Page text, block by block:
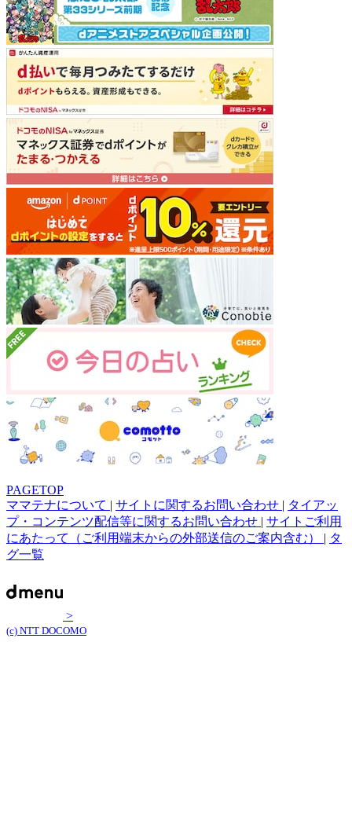
PAGETOP
ママテナについて | サイトに関するお問い合わせ | タイアッ
プ・コンテンツ配信等に関するお問い合わせ | サイトご利用
にあたって（ご利用端末からの外部送信のご案内含む） | タ
グ一覧
>
(c) NTT DOCOMO